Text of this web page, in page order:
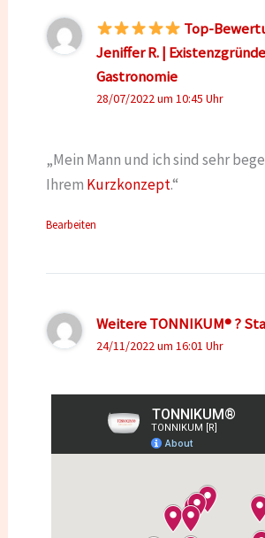
Top-
Jeniffer R. |
Gastronomie
28/07/2022 um 10:45 Uhr
„Mein Mann und ich sind sehr
Ihrem Kurzkonzept.“
Bearbeiten
Weitere TONNIKUM® ?
24/11/2022 um 16:01 Uhr